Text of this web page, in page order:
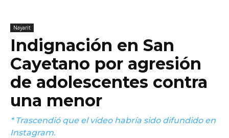
Nayarit
Indignación en San
Cayetano por agresión
de adolescentes contra
una menor
* Trascendió que el vídeo habría sido difundido en
Instagram.